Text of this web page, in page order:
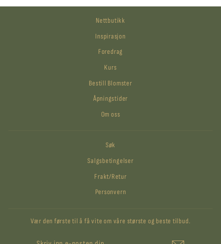
Nettbutikk
Inspirasjon
Foredrag
Kurs
Bestill Blomster
Åpningstider
Om oss
Søk
Salgsbetingelser
Frakt/Retur
Personvern
Vær den første til å få vite om våre største og beste tilbud.